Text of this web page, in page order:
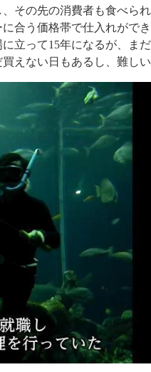
その先の消費者も食べら
合う価格帯で仕入れがで
立って15年になるが、ま
えない日もあるし、難し